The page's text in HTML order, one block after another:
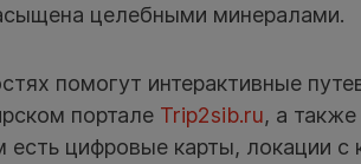
целебными минералами.
помогут интерактивные
портале Trip2sib.ru, а также
есть цифровые карты, локации с